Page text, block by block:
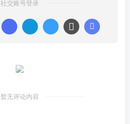
社交账号登录
暂无评论内容